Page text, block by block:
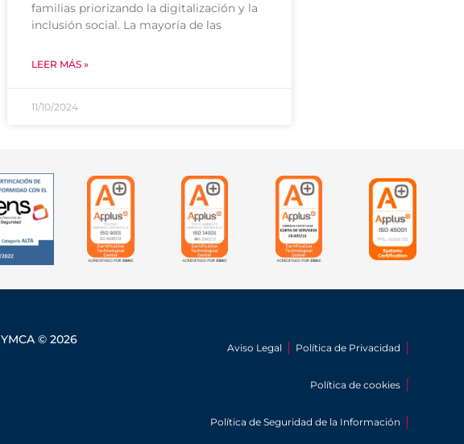
familias priorizando la digitalización y la
inclusión social. La mayoría de las
LEER MÁS »
11/10/2024
YMCA © 2026
Aviso Legal Política de Privacidad
Política de cookies
Política de Seguridad de la Información